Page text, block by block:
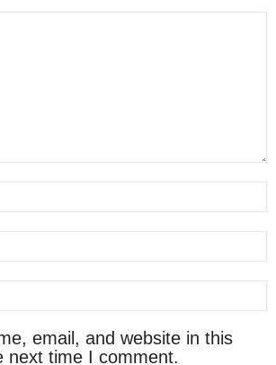
email, and website in this
next time I comment.